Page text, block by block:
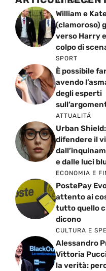
William e
(clamoroso)
verso Harry
colpo di
SPORT
È possibile
avendo
degli esperti
ATTUALITÁ
Urban
difendere il
e dalle luci
ECONOMIA E
PostePay
attento ai
tutto quello
dicono
CULTURA E
Alessandro
Vittoria
la verità: